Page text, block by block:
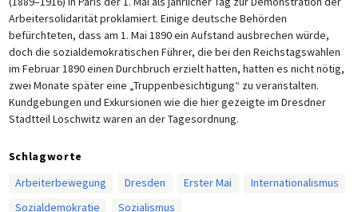
Arbeitersolidarität proklamiert. Einige deutsche Behörden
befürchteten, dass am 1. Mai 1890 ein Aufstand ausbrechen würde,
doch die sozialdemokratischen Führer, die bei den Reichstagswahlen
im Februar 1890 einen Durchbruch erzielt hatten, hatten es nicht nötig,
zwei Monate später eine „Truppenbesichtigung“ zu veranstalten.
Kundgebungen und Exkursionen wie die hier gezeigte im Dresdner
Stadtteil Loschwitz waren an der Tagesordnung.
Schlagworte
Arbeiterbewegung
Dresden Erster Mai
Internationalismus
Sozialdemokratie
Sozialismus